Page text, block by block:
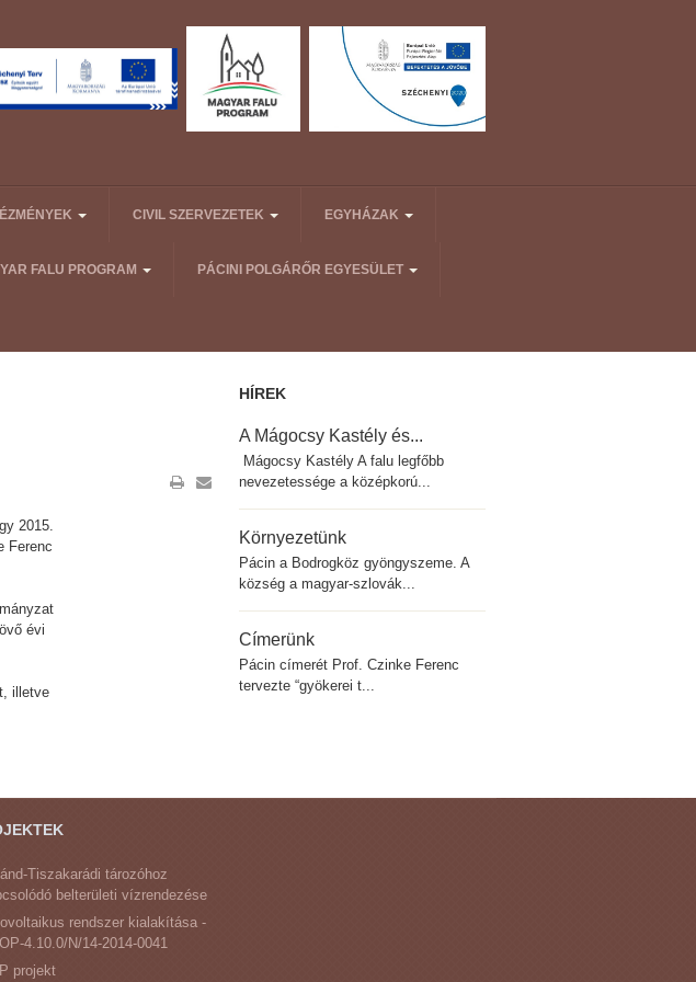
CIVIL SZERVEZETEK EGYHÁZAK
FALU PROGRAM PÁCINI POLGÁRŐR EGYESÜLET
2015.
Ferenc
évi
illetve
HÍREK
A Mágocsy Kastély és...
Mágocsy Kastély A falu legfőbb
nevezetessége a középkorú...
Környezetünk
Pácin a Bodrogköz gyöngyszeme. A
község a magyar-szlovák...
Címerünk
Pácin címerét Prof. Czinke Ferenc
tervezte “gyökerei t...
Tiszakarádi tározóhoz
belterületi vízrendezése
rendszer kialakítása -
4.10.0/N/14-2014-0041
projekt